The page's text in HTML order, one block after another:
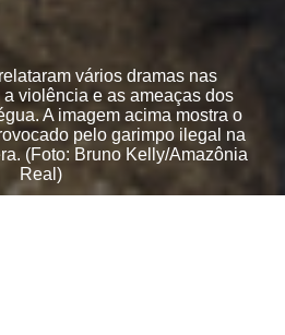
vários dramas nas
violência e as ameaças dos
A imagem acima mostra o
pelo garimpo ilegal na
(Foto: Bruno Kelly/Amazônia
Real)